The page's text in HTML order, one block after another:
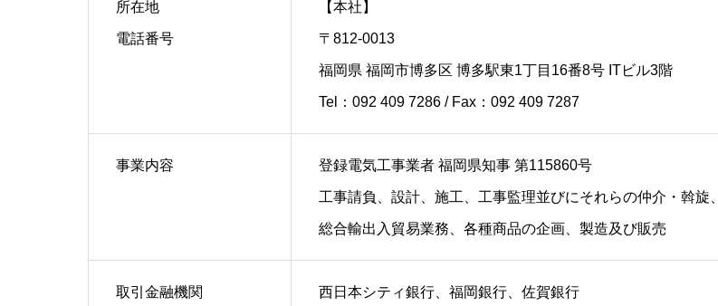
所在地
電話番号
【本社】
〒812-0013
福岡県 福岡市博多区 博多駅東1丁目16番8号 ITビル3階
Tel：092 409 7286 / Fax：092 409 7287
事業内容 登録電気工事業者 福岡県知事 第115860号
工事請負、設計、施工、工事監理並びにそれらの仲介・斡旋、
総合輸出入貿易業務、各種商品の企画、製造及び販売
取引金融機関 西日本シティ銀行、福岡銀行、佐賀銀行